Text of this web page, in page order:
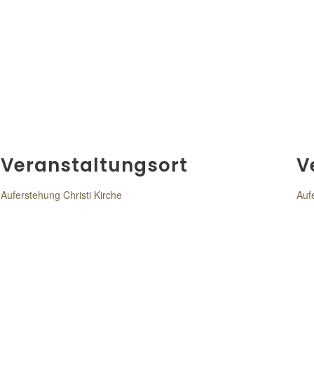
Veranstaltungsort
Auferstehung Christi Kirche